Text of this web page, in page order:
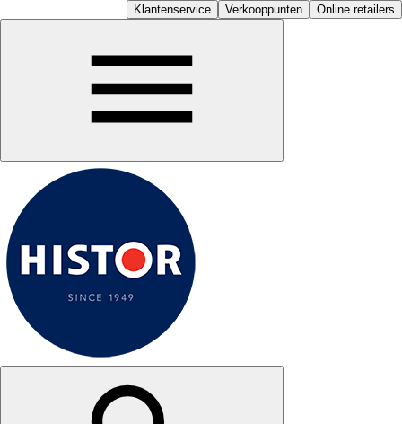
Klantenservice Verkooppunten Online retailers